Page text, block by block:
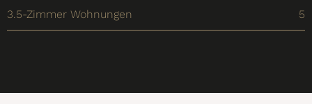
3.5-Zimmer Wohnungen 5